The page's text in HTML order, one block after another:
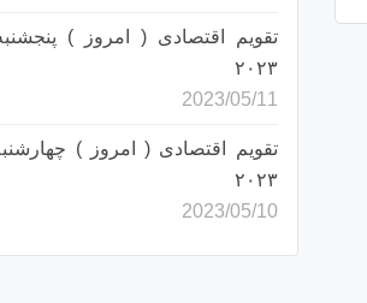
۲۰۲۳
2023/05/11
۲۰۲۳
2023/05/10